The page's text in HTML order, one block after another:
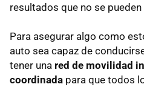
resultados que no se pueden
Para asegurar algo como
auto sea capaz de
tener una red de movilidad
coordinada para que todos